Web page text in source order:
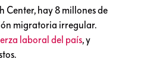
Center, hay 8 millones de
migratoria irregular.
laboral del país, y